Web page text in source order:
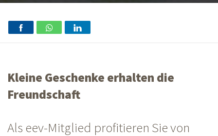
Kleine Geschenke erhalten die
Freundschaft
Als eev-Mitglied profitieren Sie von